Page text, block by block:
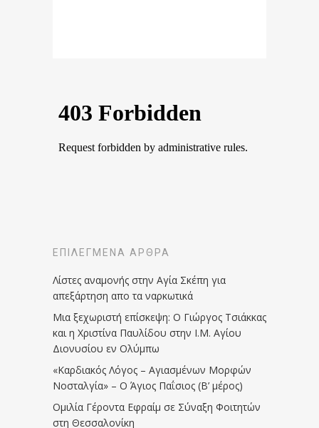
ΕΠΙΛΕΓΜΈΝΑ ΆΡΘΡΑ
Λίστες αναμονής στην Αγία Σκέπη για
απεξάρτηση απο τα ναρκωτικά
Μια ξεχωριστή επίσκεψη: Ο Γιώργος Τσιάκκας
και η Χριστίνα Παυλίδου στην Ι.Μ. Αγίου
Διονυσίου εν Ολύμπω
«Καρδιακός Λόγος – Αγιασμένων Μορφών
Νοσταλγία» – Ο Άγιος Παΐσιος (Β’ μέρος)
Ομιλία Γέροντα Εφραίμ σε Σύναξη Φοιτητών
στη Θεσσαλονίκη